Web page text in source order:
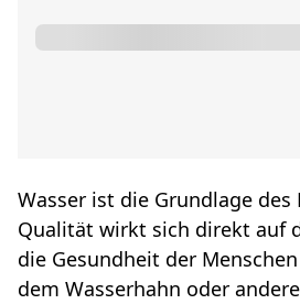
Wasser ist die Grundlage des
Qualität wirkt sich direkt auf
die Gesundheit der
dem Wasserhahn oder